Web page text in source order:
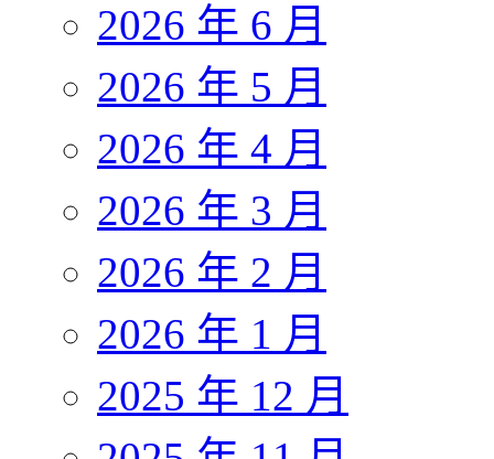
2026 年 6 月
2026 年 5 月
2026 年 4 月
2026 年 3 月
2026 年 2 月
2026 年 1 月
2025 年 12 月